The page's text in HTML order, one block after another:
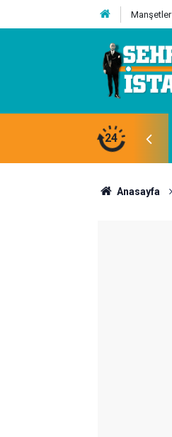
Manşetler
24
Anasayfa